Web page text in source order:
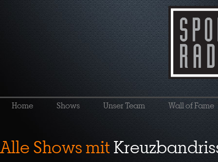
Home Shows Unser Team Wall of Fame
Alle Shows mit